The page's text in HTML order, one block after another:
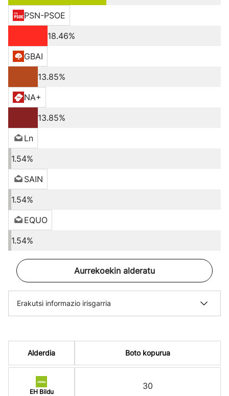
PSN-PSOE
18.46%
GBAI
13.85%
NA+
13.85%
Ln
1.54%
SAIN
1.54%
EQUO
1.54%
Aurrekoekin alderatu
Erakutsi informazio irisgarria
Alderdia
EH Bildu
Boto kopurua
30